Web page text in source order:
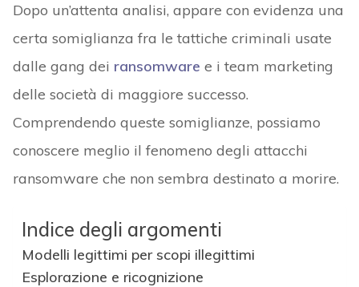
Dopo un’attenta analisi, appare con evidenza una
certa somiglianza fra le tattiche criminali usate
dalle gang dei ransomware e i team marketing
delle società di maggiore successo.
Comprendendo queste somiglianze, possiamo
conoscere meglio il fenomeno degli attacchi
ransomware che non sembra destinato a morire.
Indice degli argomenti
Modelli legittimi per scopi illegittimi
Esplorazione e ricognizione